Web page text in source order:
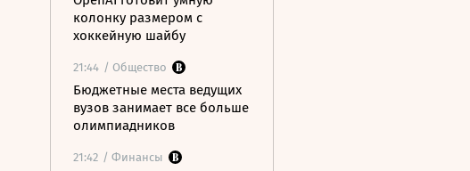
колонку размером с
хоккейную шайбу
21:44 / Общество
Бюджетные места ведущих
вузов занимает все больше
олимпиадников
21:42 / Финансы